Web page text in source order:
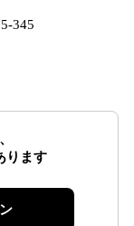
345
ります